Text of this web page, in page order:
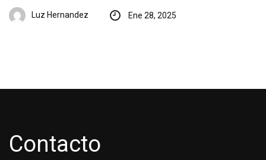
Luz Hernandez Ene 28, 2025
Contacto